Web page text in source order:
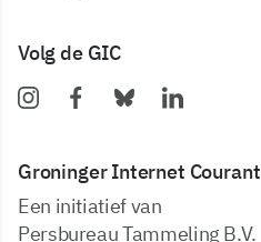
Volg de GIC
Groninger Internet Courant
Een initiatief van
Persbureau Tammeling B.V.